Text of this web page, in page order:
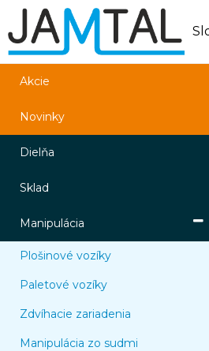
Akcie
Novinky
Dielňa
Sklad
Manipulácia
Plošinové vozíky
Paletové vozíky
Zdvíhacie zariadenia
Manipulácia zo sudmi